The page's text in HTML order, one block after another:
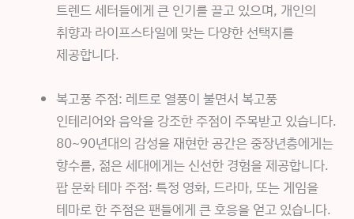
트렌드 세터들에게 큰 인기를 끌고 있으며, 개인의
취향과 라이프스타일에 맞는 다양한 선택지를
제공합니다.
복고풍 주점: 레트로 열풍이 불면서 복고풍
인테리어와 음악을 강조한 주점이 주목받고 있습니다.
80~90년대의 감성을 재현한 공간은 중장년층에게는
향수를, 젊은 세대에게는 신선한 경험을 제공합니다.
팝 문화 테마 주점: 특정 영화, 드라마, 또는 게임을
테마로 한 주점은 팬들에게 큰 호응을 얻고 있습니다.